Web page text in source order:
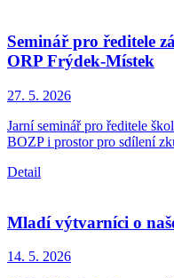
Seminář pro ředitele
ORP Frýdek-Místek
27. 5. 2026
Jarní seminář pro ředitele
BOZP i prostor pro sdílení
Detail
Mladí výtvarníci o
14. 5. 2026